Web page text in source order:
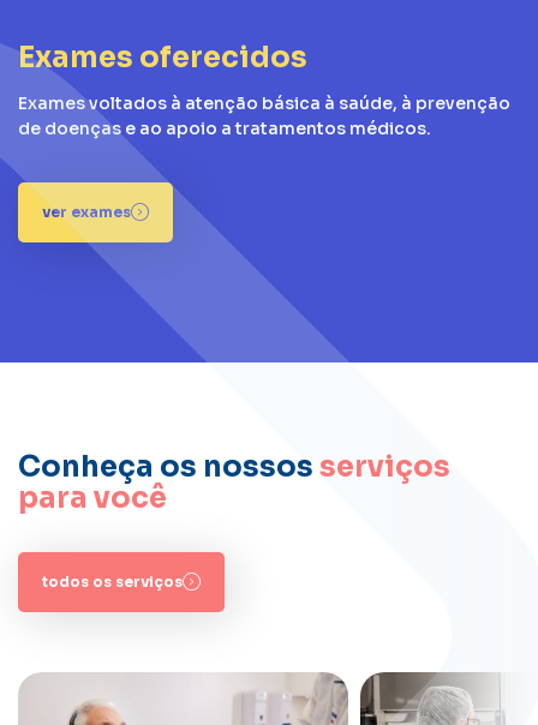
Exames oferecidos
Exames voltados à atenção básica à saúde, à prevenção
de doenças e ao apoio a tratamentos médicos.
ver exames
Conheça os nossos serviços
para você
todos os serviços